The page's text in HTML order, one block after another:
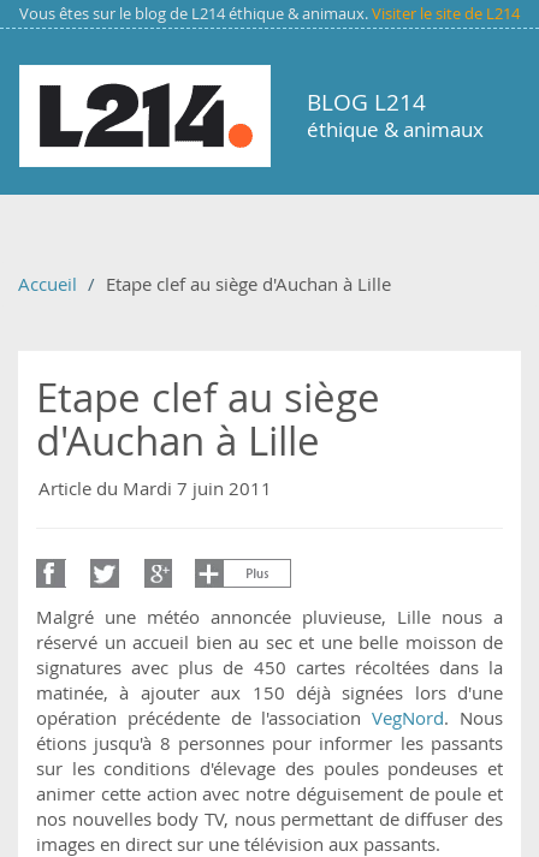
Aller au contenu principal
Vous êtes sur le blog de L214 éthique & animaux.Visiter le site de L214
BLOG L214
éthique & animaux
Accueil Etape clef au siège d'Auchan à Lille
Etape clef au siège
d'Auchan à Lille
Article du Mardi 7 juin 2011
Malgré une météo annoncée pluvieuse, Lille nous a
réservé un accueil bien au sec et une belle moisson de
signatures avec plus de 450 cartes récoltées dans la
matinée, à ajouter aux 150 déjà signées lors d'une
opération précédente de l'associationVegNord. Nous
étions jusqu'à 8 personnes pour informer les passants
sur les conditions d'élevage des poules pondeuses et
animer cette action avec notre déguisement de poule et
nos nouvelles body TV, nous permettant de diffuser des
images en direct sur une télévision aux passants.